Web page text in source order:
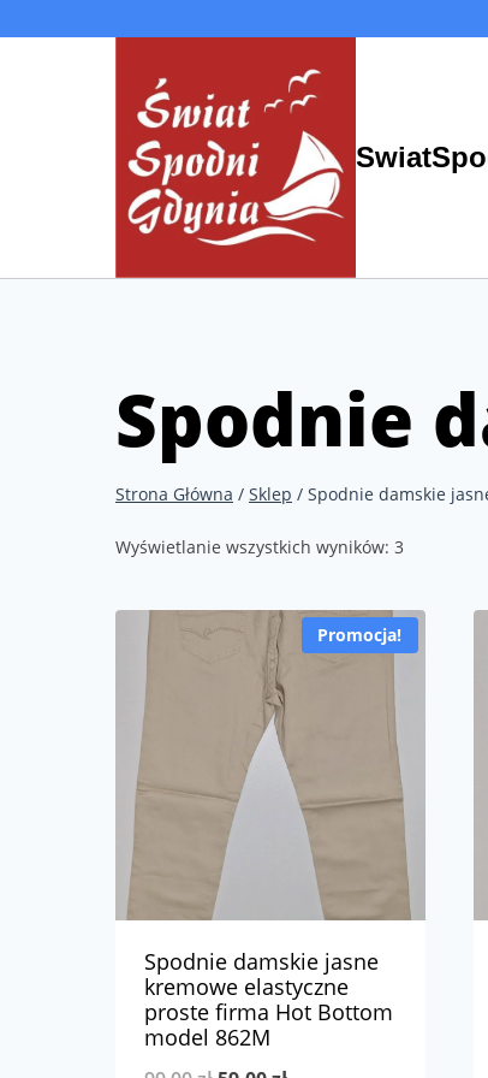
Spodnie
Strona Główna / Sklep / Spodnie damskie
Wyświetlanie wszystkich wyników: 3
Promocja!
Spodnie damskie jasne
kremowe elastyczne
proste firma Hot Bottom
model 862M